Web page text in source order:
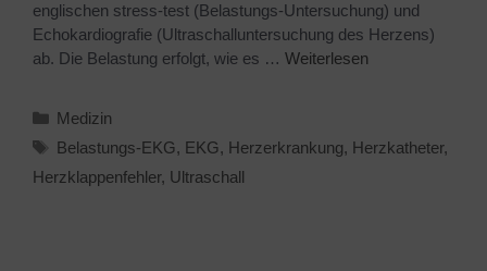
englischen stress-test (Belastungs-Untersuchung) und
Echokardiografie (Ultraschalluntersuchung des Herzens)
ab. Die Belastung erfolgt, wie es … Weiterlesen
Medizin
Belastungs-EKG, EKG, Herzerkrankung, Herzkatheter,
Herzklappenfehler, Ultraschall